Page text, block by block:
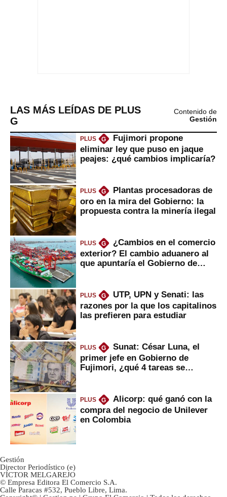
LAS MÁS LEÍDAS DE PLUS
G
Contenido de
Gestión
PLUS G
Fujimori propone
eliminar ley que puso en jaque
peajes: ¿qué cambios implicaría?
PLUS G
Plantas procesadoras de
oro en la mira del Gobierno: la
propuesta contra la minería ilegal
PLUS G
¿Cambios en el comercio
exterior? El cambio aduanero al
que apuntaría el Gobierno de
PLUS G
UTP, UPN y Senati: las
razones por la que los capitalinos
las prefieren para estudiar
PLUS G
Sunat: César Luna, el
primer jefe en Gobierno de
Fujimori, ¿qué 4 tareas se
PLUS G
Alicorp: qué ganó con la
compra del negocio de Unilever
en Colombia
Gestión
Director Periodístico (e)
VÍCTOR MELGAREJO
© Empresa Editora El Comercio S.A.
Calle Paracas #532, Pueblo Libre, Lima.